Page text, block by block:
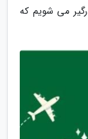
می شویم که